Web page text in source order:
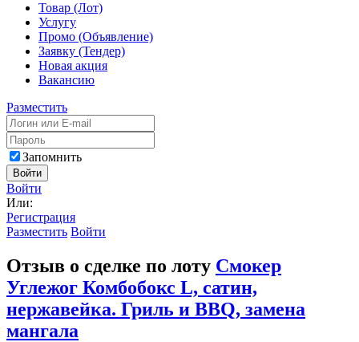
Товар (Лот)
Услугу
Промо (Объявление)
Заявку (Тендер)
Новая акция
Вакансию
Разместить
Запомнить
Войти
Войти
Или:
Регистрация
Разместить Войти
Отзыв о сделке по лоту Смокер
Углежог Комбобокс L, сатин,
нержавейка. Гриль и BBQ, замена
мангала